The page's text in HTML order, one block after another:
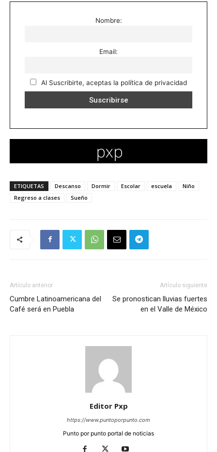
Nombre:
Email:
Al Suscribirte, aceptas la política de privacidad
ETIQUETAS Descanso Dormir Escolar escuela
Niño
Regreso a clases
Sueño
Artículo anterior
Cumbre Latinoamericana del
Café será en Puebla
Artículo siguiente
Se pronostican lluvias fuertes
en el Valle de México
Editor Pxp
https://www.puntoporpunto.com
Punto por punto portal de noticias